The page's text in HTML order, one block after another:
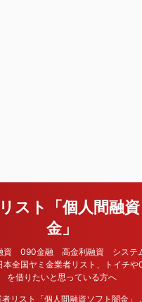
スト「個人間融
金」
資 090金融 高金利融資 システ
全国ヤミ金業者リスト、トイチや
を借りたいと思っている方へ
リスト「個人間融資ソフト闇金」